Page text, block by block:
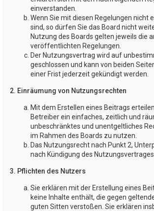
einverstanden.
Wenn Sie mit diesen Regelungen nicht
sind, so dürfen Sie das Board nicht
Nutzung des Boards gelten jeweils die
veröffentlichten Regelungen.
Der Nutzungsvertrag wird auf
geschlossen und kann von beiden
einer Frist jederzeit gekündigt werden.
2. Einräumung von Nutzungsrechten
Mit dem Erstellen eines Beitrags
Betreiber ein einfaches, zeitlich und
unbeschränktes und unentgeltliches
im Rahmen des Boards zu nutzen.
Das Nutzungsrecht nach Punkt 2,
nach Kündigung des
3. Pflichten des Nutzers
Sie erklären mit der Erstellung eines
keine Inhalte enthält, die gegen
guten Sitten verstoßen. Sie erklären